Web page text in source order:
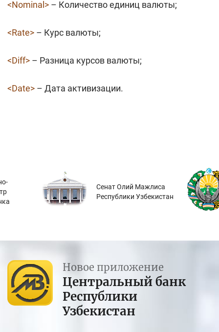
<Nominal> – Количество единиц валюты;
<Rate> – Курс валюты;
<Diff> – Разница курсов валюты;
<Date> – Дата активизации.
Сенат Олий Мажлиса
Республики Узбекистан
Новое приложение
Центральный банк
Республики
Узбекистан